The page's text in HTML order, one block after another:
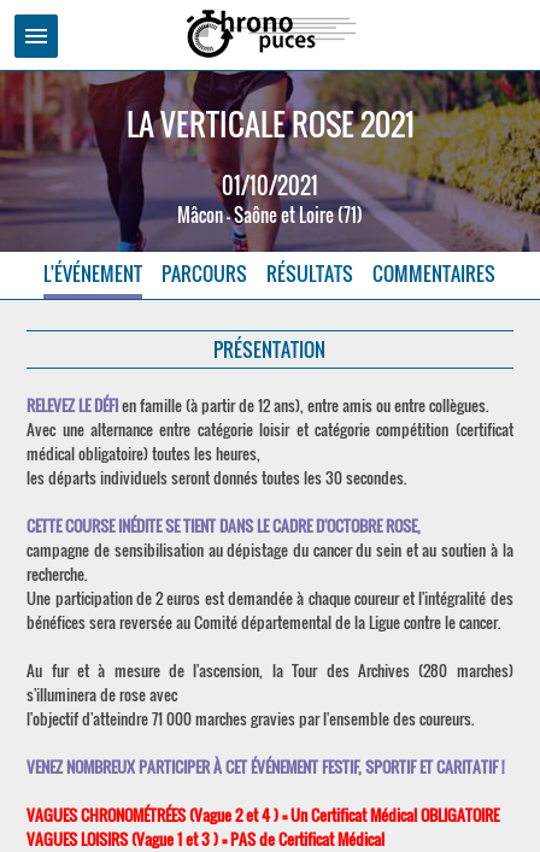
menu
LA VERTICALE ROSE 2021
01/10/2021
Mâcon - Saône et Loire (71)
L'ÉVÉNEMENT PARCOURS RÉSULTATS COMMENTAIRES
PRÉSENTATION
RELEVEZ LE DÉFIen famille (à partir de 12 ans), entre amis ou entre collègues.
Avec une alternance entre catégorie loisir et catégorie compétition (certificat
médical obligatoire) toutes les heures,
les départs individuels seront donnés toutes les 30 secondes.
CETTE COURSE INÉDITE SE TIENT DANS LE CADRE D'OCTOBRE ROSE,
campagne de sensibilisation au dépistage du cancer du sein et au soutien à la
recherche.
Une participation de 2 euros est demandée à chaque coureur et l'intégralité des
bénéfices sera reversée au Comité départemental de la Ligue contre le cancer.
Au fur et à mesure de l'ascension, la Tour des Archives (280 marches)
s'illuminera de rose avec
l'objectif d'atteindre 71 000 marches gravies par l'ensemble des coureurs.
VENEZ NOMBREUX PARTICIPER À CET ÉVÉNEMENT FESTIF, SPORTIF ET CARITATIF !
VAGUES CHRONOMÉTRÉES (Vague 2 et 4 ) = Un Certificat Médical OBLIGATOIRE
VAGUES LOISIRS (Vague 1 et 3 ) = PAS de Certificat Médical